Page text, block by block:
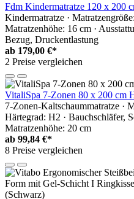
Fdm Kindermatratze 120 x 200
Kindermatratze ·
Matratzenhöhe: 16 cm ·
Bezug, Druckentlastung
ab 179,00 €*
2 Preise vergleichen
VitaliSpa 7-Zonen 80 x 200 cm
7-Zonen-Kaltschaummatratze ·
Härtegrad: H2 · Bauchschläfer,
Matratzenhöhe: 20 cm
ab 99,84 €*
8 Preise vergleichen